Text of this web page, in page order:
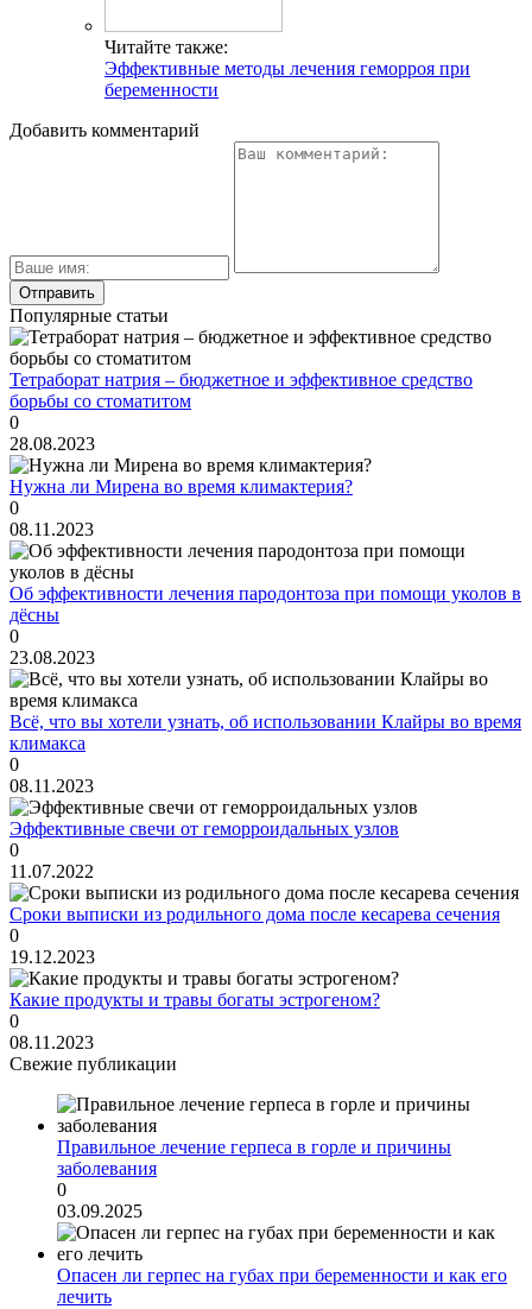
Читайте также:
Эффективные методы лечения геморроя при
беременности
Добавить комментарий
Популярные статьи
Тетраборат натрия – бюджетное и эффективное средство
борьбы со стоматитом
0
28.08.2023
Нужна ли Мирена во время климактерия?
0
08.11.2023
Об эффективности лечения пародонтоза при помощи уколов в
дёсны
0
23.08.2023
Всё, что вы хотели узнать, об использовании Клайры во время
климакса
0
08.11.2023
Эффективные свечи от геморроидальных узлов
0
11.07.2022
Сроки выписки из родильного дома после кесарева сечения
0
19.12.2023
Какие продукты и травы богаты эстрогеном?
0
08.11.2023
Свежие публикации
Правильное лечение герпеса в горле и причины
заболевания
0
03.09.2025
Опасен ли герпес на губах при беременности и как его
лечить